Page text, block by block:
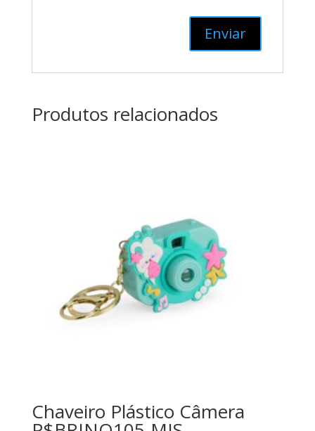
Produtos relacionados
Chaveiro Plástico Câmera